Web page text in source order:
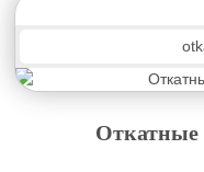
Откатные